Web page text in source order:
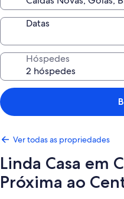
Datas
Hóspedes
Ver todas as propriedades
Linda Casa em
Próxima ao